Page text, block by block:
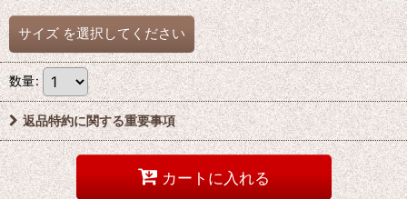
サイズ を選択してください
数量:
返品特約に関する重要事項
カートに入れる